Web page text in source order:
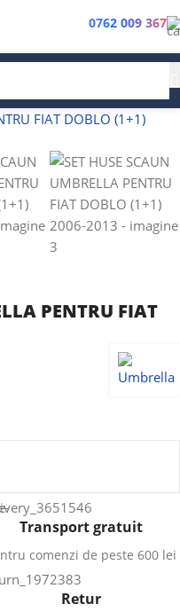
0762 009 367
PENTRU FIAT
Transport gratuit
comenzi de peste 600 lei
Retur